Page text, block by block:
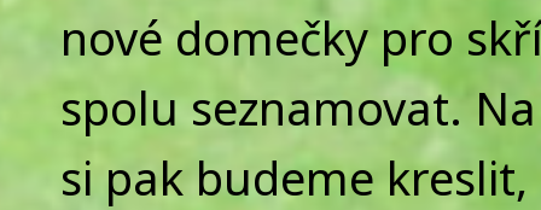
nové domečky pro
spolu seznamovat.
si pak budeme